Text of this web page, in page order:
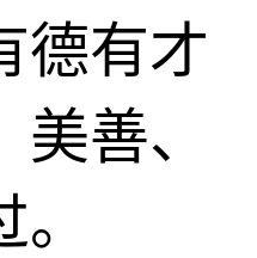
德有才
善、